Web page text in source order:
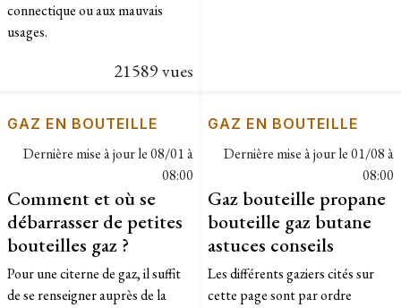
connectique ou aux mauvais
usages.
21589 vues
GAZ EN BOUTEILLE
Dernière mise à jour le08/01 à
08:00
Comment et où se
débarrasser de petites
bouteilles gaz ?
Pour une citerne de gaz, il suffit
de se renseigner auprès de la
GAZ EN BOUTEILLE
Dernière mise à jour le01/08 à
08:00
Gaz bouteille propane
bouteille gaz butane
astuces conseils
Les différents gaziers cités sur
cette page sont par ordre